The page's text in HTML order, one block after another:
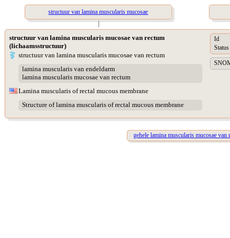
structuur van lamina muscularis mucosae
|
structuur van lamina muscularis mucosae van rectum
(lichaamsstructuur)
structuur van lamina muscularis mucosae van rectum
lamina muscularis van endeldarm
lamina muscularis mucosae van rectum
Lamina muscularis of rectal mucous membrane
Structure of lamina muscularis of rectal mucous membrane
Id
Status
gehele lamina muscularis mucosae van